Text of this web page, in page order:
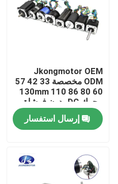
Jkongmotor OEM
ODM مخصصة 33 42 57
60 80 86 110 130mm
محرك DC بدون فرشاة
مع عداد الفرامل علبة
التروس المدمجة في
السائق
إرسال استفسار